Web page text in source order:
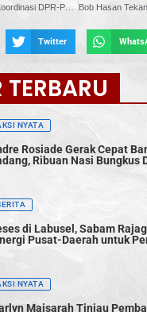
Twitter
NYATA
Rosiade Gerak Cepat
Ribuan Nasi Bungkus
di Labusel, Sabam
Pusat-Daerah untuk
NYATA
Maisarah Tinjau